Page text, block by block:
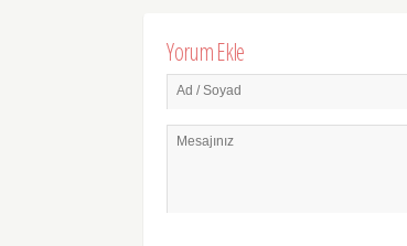
Yorum Ekle
Ad / Soyad
Mesajınız